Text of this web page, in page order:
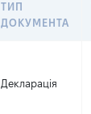
ТИП
ДОКУМЕНТА
Декларація